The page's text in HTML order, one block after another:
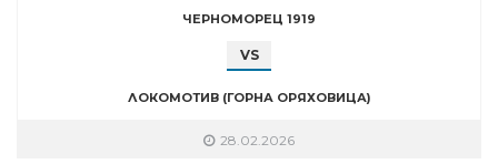
ЧЕРНОМОРЕЦ 1919
VS
ЛОКОМОТИВ (ГОРНА ОРЯХОВИЦА)
28.02.2026